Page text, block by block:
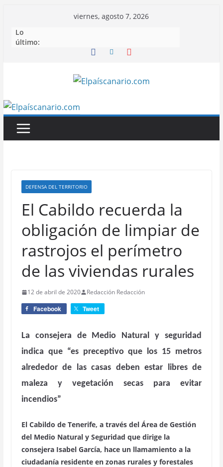
contenido
viernes, agosto 7, 2026
Lo
último:
DEFENSA DEL TERRITORIO
El Cabildo recuerda la
obligación de limpiar de
rastrojos el perímetro
de las viviendas rurales
12 de abril de 2020 Redacción Redacción
Facebook Tweet
La consejera de Medio Natural y seguridad
indica que “es preceptivo que los 15 metros
alrededor de las casas deben estar libres de
maleza y vegetación secas para evitar
incendios”
El Cabildo de Tenerife, a través del Área de Gestión
del Medio Natural y Seguridad que dirige la
consejera Isabel García, hace un llamamiento a la
ciudadanía residente en zonas rurales y forestales